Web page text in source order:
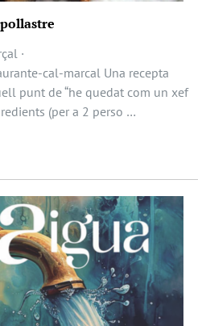
·
cal-marcal Una recepta
punt de “he quedat com un xef
(per a 2 perso …